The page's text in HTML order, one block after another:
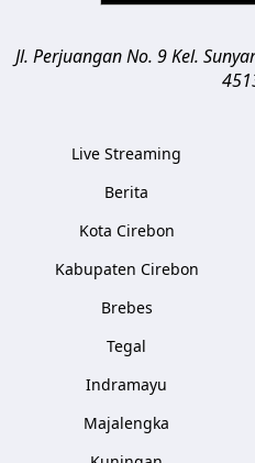
Jl. Perjuangan No. 9 Kel.
Live Streaming
Berita
Kota Cirebon
Kabupaten Cirebon
Brebes
Tegal
Indramayu
Majalengka